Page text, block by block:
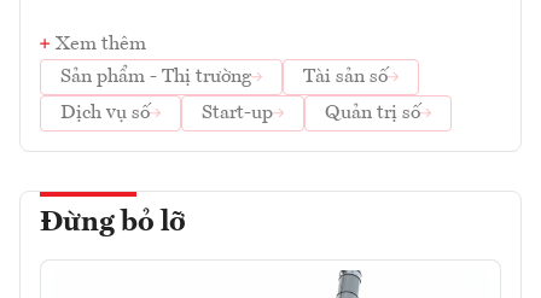
Xem thêm
Sản phẩm - Thị trường
Tài sản số
Dịch vụ số
Start-up Quản trị số
Đừng bỏ lỡ